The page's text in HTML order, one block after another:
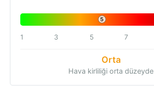
5
1 3 5 7
Orta
Hava kirliliği orta düzeyde